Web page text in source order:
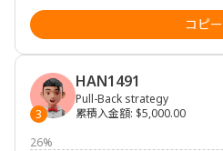
コピー
3
HAN1491
Pull-Back strategy
累積入金額: $5,000.00
26%